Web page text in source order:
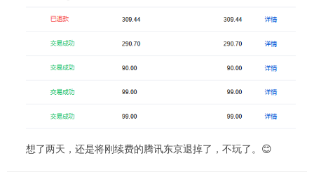
想了两天，还是将刚续费的腾讯东京退掉了，不玩了。😊